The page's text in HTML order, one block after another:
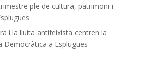
ple de cultura, patrimoni i
i la lluita antifeixista centren la
a Esplugues